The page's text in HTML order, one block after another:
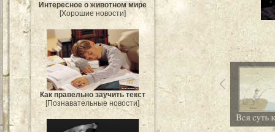
Интересное о животном мире
[Хорошие новости]
Как правельно заучить текст
[Познавательные новости]